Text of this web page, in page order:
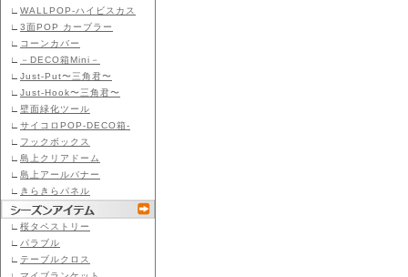
∟ WALLPOP-ハイビスカス
∟ 3面POP カーブラー
∟ コーンカバー
∟
－DECO箱Mini－
∟ Just-Put〜三角君〜
∟ Just-Hook〜三角君〜
∟ 壁面緑化ツール
∟ サイコロPOP-DECO箱-
∟ フックボックス
∟ 島上クリアドーム
∟ 島上アールバナー
∟
きらきらパネル
∟ 桜タペストリー
∟ パラブル
∟ テーブルクロス